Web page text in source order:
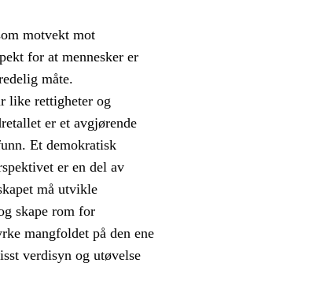
motvekt mot
for at mennesker er
måte.
like rettigheter og
er et avgjørende
Et demokratisk
er en del av
må utvikle
skape rom for
mangfoldet på den ene
verdisyn og utøvelse